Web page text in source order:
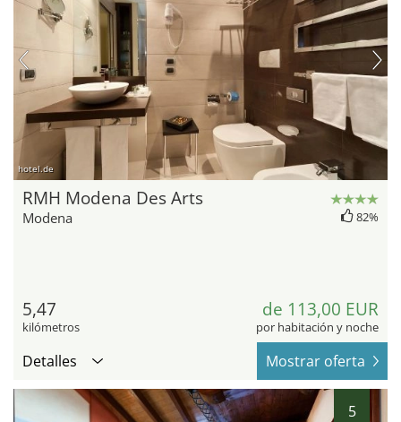
hotel.de
RMH Modena Des Arts
Modena 82%
5,47
kilómetros
de 113,00 EUR
por habitación y noche
Detalles Mostrar oferta
5